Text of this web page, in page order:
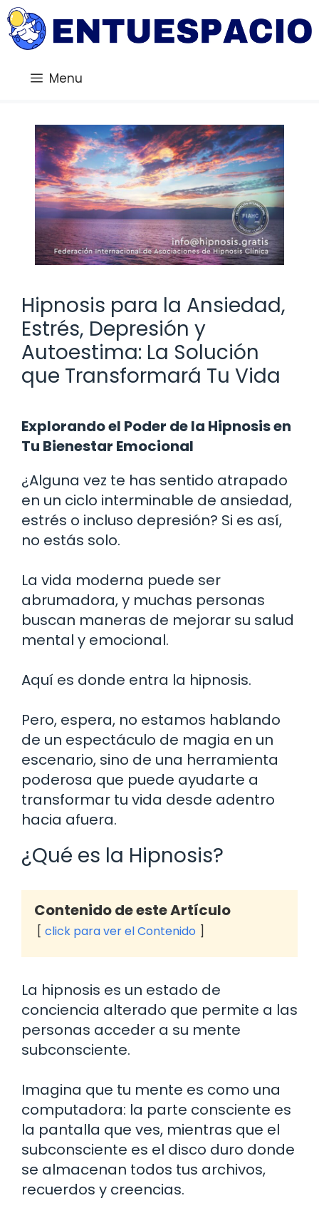
Saltar
al
contenido
Menu
Hipnosis para la Ansiedad,
Estrés, Depresión y
Autoestima: La Solución
que Transformará Tu Vida
Explorando el Poder de la Hipnosis en
Tu Bienestar Emocional
¿Alguna vez te has sentido atrapado
en un ciclo interminable de ansiedad,
estrés o incluso depresión? Si es así,
no estás solo.
La vida moderna puede ser
abrumadora, y muchas personas
buscan maneras de mejorar su salud
mental y emocional.
Aquí es donde entra la hipnosis.
Pero, espera, no estamos hablando
de un espectáculo de magia en un
escenario, sino de una herramienta
poderosa que puede ayudarte a
transformar tu vida desde adentro
hacia afuera.
¿Qué es la Hipnosis?
Contenido de este Artículo
click para ver el Contenido
La hipnosis es un estado de
conciencia alterado que permite a las
personas acceder a su mente
subconsciente.
Imagina que tu mente es como una
computadora: la parte consciente es
la pantalla que ves, mientras que el
subconsciente es el disco duro donde
se almacenan todos tus archivos,
recuerdos y creencias.